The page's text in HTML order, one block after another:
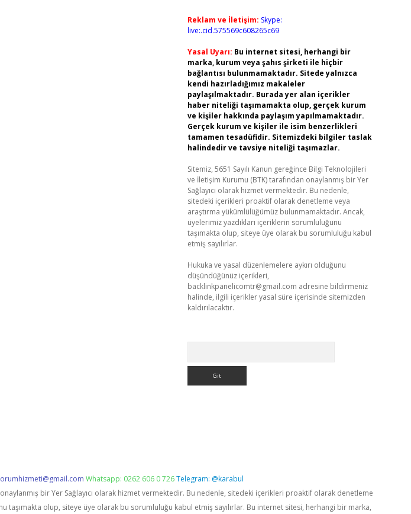
Reklam ve İletişim: Skype:
live:.cid.575569c608265c69
Yasal Uyarı: Bu internet sitesi, herhangi bir
marka, kurum veya şahıs şirketi ile hiçbir
bağlantısı bulunmamaktadır. Sitede yalnızca
kendi hazırladığımız makaleler
paylaşılmaktadır. Burada yer alan içerikler
haber niteliği taşımamakta olup, gerçek kurum
ve kişiler hakkında paylaşım yapılmamaktadır.
Gerçek kurum ve kişiler ile isim benzerlikleri
tamamen tesadüfidir. Sitemizdeki bilgiler taslak
halindedir ve tavsiye niteliği taşımazlar.
Sitemiz, 5651 Sayılı Kanun gereğince Bilgi Teknolojileri
ve İletişim Kurumu (BTK) tarafından onaylanmış bir Yer
Sağlayıcı olarak hizmet vermektedir. Bu nedenle,
sitedeki içerikleri proaktif olarak denetleme veya
araştırma yükümlülüğümüz bulunmamaktadır. Ancak,
üyelerimiz yazdıkları içeriklerin sorumluluğunu
taşımakta olup, siteye üye olarak bu sorumluluğu kabul
etmiş sayılırlar.
Hukuka ve yasal düzenlemelere aykırı olduğunu
düşündüğünüz içerikleri,
backlinkpanelicomtr@gmail.com adresine bildirmeniz
halinde, ilgili içerikler yasal süre içerisinde sitemizden
kaldırılacaktır.
Whatsapp: 0262 606 0 726Telegram: @karabul
bir Yer Sağlayıcı olarak hizmet vermektedir. Bu nedenle, sitedeki içerikleri proaktif olarak denetleme
olup, siteye üye olarak bu sorumluluğu kabul etmiş sayılırlar. Bu internet sitesi, herhangi bir marka,